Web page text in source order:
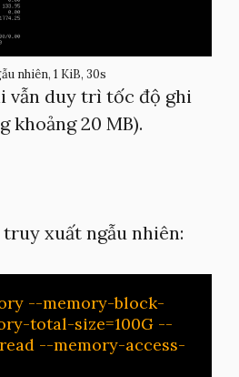
nhiên, 1 KiB, 30s
vẫn duy trì tốc độ ghi
khoảng 20 MB).
xuất ngẫu nhiên:
--memory-block-
total-size=100G --
--memory-access-